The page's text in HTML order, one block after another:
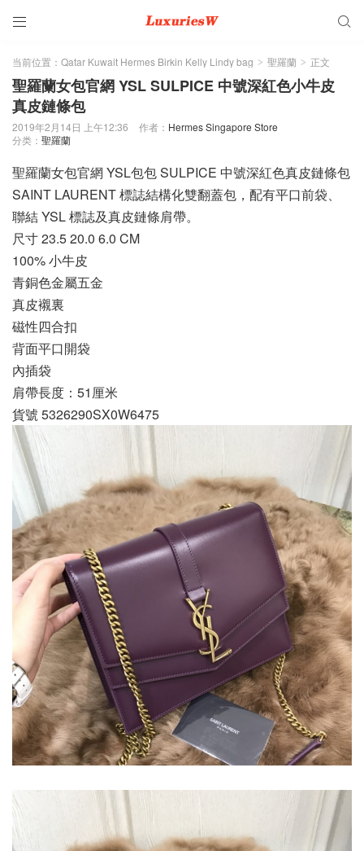
 
当前位置： Qatar Kuwait Hermes Birkin Kelly Lindy bag > 聖羅蘭 > 正文
聖羅蘭女包官網 YSL SULPICE 中號深紅色小牛皮
真皮鏈條包
2019年2月14日 上午12:36 作者： Hermes Singapore Store
分类： 聖羅蘭
聖羅蘭女包官網 YSL包包 SULPICE 中號深紅色真皮鏈條包
SAINT LAURENT 標誌結構化雙翻蓋包，配有平口前袋、
聯結 YSL 標誌及真皮鏈條肩帶。
尺寸 23.5 20.0 6.0 CM
100% 小牛皮
青銅色金屬五金
真皮襯裏
磁性四合扣
背面平口開袋
內插袋
肩帶長度：51厘米
貨號 5326290SX0W6475